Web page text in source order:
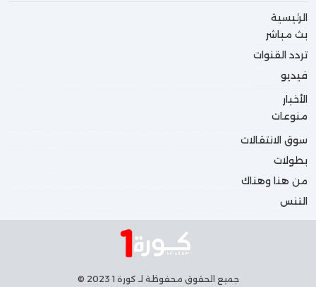
الرئيسية
بث مباشر
تردد القنوات
فيديو
الأخبار
منوعات
سوق الانتقالات
بطولات
من هنا وهناك
التنس
جميع الحقوق محفوظة لـ كورة 1 2023 ©